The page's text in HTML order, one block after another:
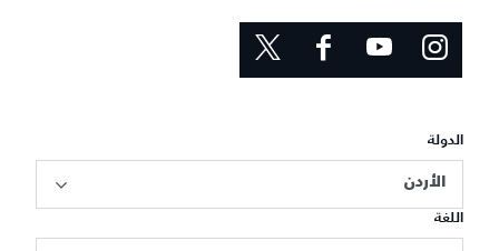
الدولة
الأردن
اللغة